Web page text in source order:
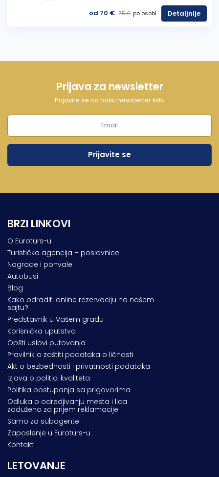
od 70 € 75 € po osobi Detaljnije
Prijava za newsletter
Prijavite se na našu newsletter listu
BRZI LINKOVI
O Euroturs-u
Turistička agencija – poslovnice
Nagrade i pohvale
Autobusi
Blog
Kako odraditi online rezervaciju na našem
sajtu?
Predstavnik u Vašem gradu
Korisnička uputstva
Opšti uslovi putovanja
Pravilnik o zaštiti podataka o ličnosti
Akt o bezbednosti i privatnosti podataka
Izjava o politici kvaliteta
Politika postupanja sa prigovorima
Odluka o odredjivanju mesta i lica
zaduženo za prijem reklamacije
Samo za subagente
Zaposlenje u Euroturs-u
Kontakt
LETOVANJE